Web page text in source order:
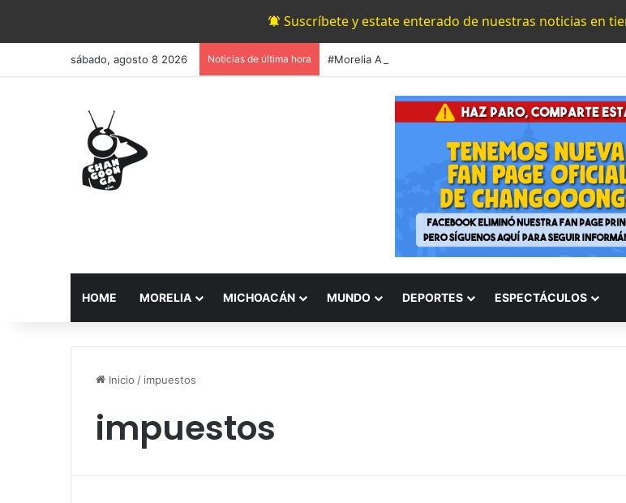
Suscríbete y estate enterado de nuestras noticias en
sábado, agosto 8 2026 Noticias de última hora
HOME MORELIA MICHOACÁN MUNDO DEPORTES ESPECTÁCULOS
Inicio / impuestos
impuestos